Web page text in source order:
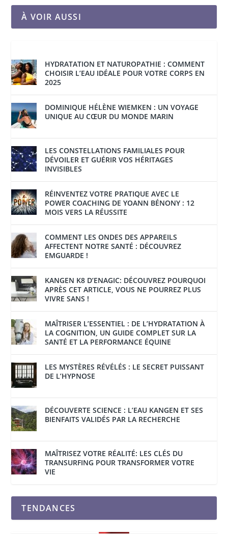
À VOIR AUSSI
HYDRATATION ET NATUROPATHIE : COMMENT
CHOISIR L’EAU IDÉALE POUR VOTRE CORPS EN
2025
DOMINIQUE HÉLÈNE WIEMKEN : UN VOYAGE
UNIQUE AU CŒUR DU MONDE MARIN
LES CONSTELLATIONS FAMILIALES POUR
DÉVOILER ET GUÉRIR VOS HÉRITAGES
INVISIBLES
RÉINVENTEZ VOTRE PRATIQUE AVEC LE
POWER COACHING DE YOANN BÉNONY : 12
MOIS VERS LA RÉUSSITE
COMMENT LES ONDES DES APPAREILS
AFFECTENT NOTRE SANTÉ : DÉCOUVREZ
EMGUARDE !
KANGEN K8 D’ENAGIC: DÉCOUVREZ POURQUOI
APRÈS CET ARTICLE, VOUS NE POURREZ PLUS
VIVRE SANS !
MAÎTRISER L’ESSENTIEL : DE L’HYDRATATION À
LA COGNITION, UN GUIDE COMPLET SUR LA
SANTÉ ET LA PERFORMANCE ÉQUINE
LES MYSTÈRES RÉVÉLÉS : LE SECRET PUISSANT
DE L’HYPNOSE
DÉCOUVERTE SCIENCE : L’EAU KANGEN ET SES
BIENFAITS VALIDÉS PAR LA RECHERCHE
MAÎTRISEZ VOTRE RÉALITÉ: LES CLÉS DU
TRANSURFING POUR TRANSFORMER VOTRE
VIE
TENDANCES